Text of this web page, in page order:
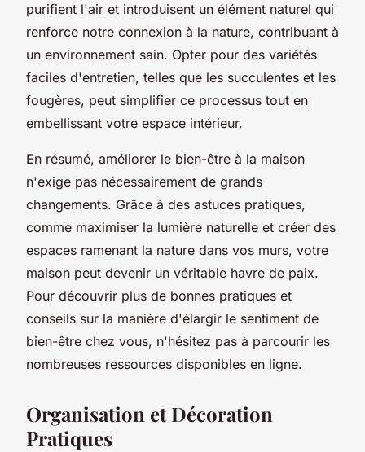
purifient l'air et introduisent un élément naturel qui
renforce notre connexion à la nature, contribuant à
un environnement sain. Opter pour des variétés
faciles d'entretien, telles que les succulentes et les
fougères, peut simplifier ce processus tout en
embellissant votre espace intérieur.
En résumé, améliorer le bien-être à la maison
n'exige pas nécessairement de grands
changements. Grâce à des astuces pratiques,
comme maximiser la lumière naturelle et créer des
espaces ramenant la nature dans vos murs, votre
maison peut devenir un véritable havre de paix.
Pour découvrir plus de bonnes pratiques et
conseils sur la manière d'élargir le sentiment de
bien-être chez vous, n'hésitez pas à parcourir les
nombreuses ressources disponibles en ligne.
Organisation et Décoration
Pratiques